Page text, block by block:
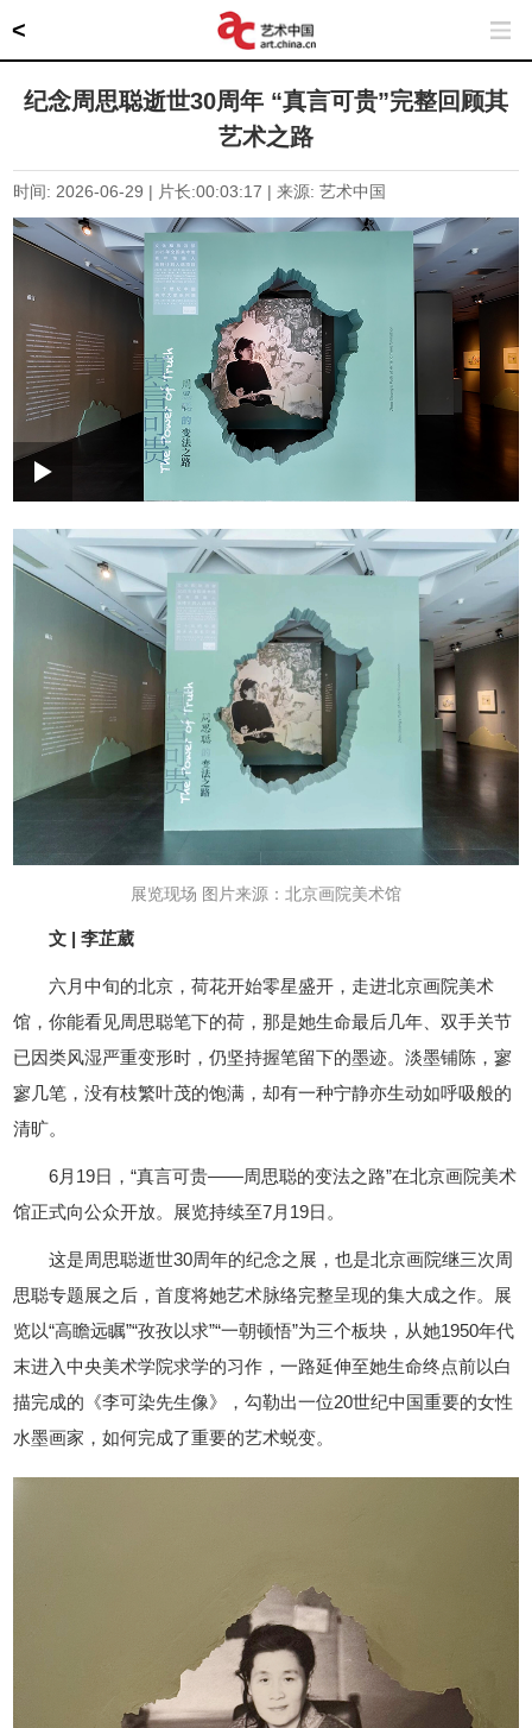
<
纪念周思聪逝世30周年 “真言可贵”完整回顾其
艺术之路
时间: 2026-06-29 | 片长:00:03:17 | 来源: 艺术中国
Video
Play
Loaded
Picture
展览现场 图片来源：北京画院美术馆
文 | 李芷葳
六月中旬的北京，荷花开始零星盛开，走进北京画院美术
馆，你能看见周思聪笔下的荷，那是她生命最后几年、双手关节
已因类风湿严重变形时，仍坚持握笔留下的墨迹。淡墨铺陈，寥
寥几笔，没有枝繁叶茂的饱满，却有一种宁静亦生动如呼吸般的
清旷。
6月19日，“真言可贵——周思聪的变法之路”在北京画院美术
馆正式向公众开放。展览持续至7月19日。
这是周思聪逝世30周年的纪念之展，也是北京画院继三次周
思聪专题展之后，首度将她艺术脉络完整呈现的集大成之作。展
览以“高瞻远瞩”“孜孜以求”“一朝顿悟”为三个板块，从她1950年代
末进入中央美术学院求学的习作，一路延伸至她生命终点前以白
描完成的《李可染先生像》，勾勒出一位20世纪中国重要的女性
水墨画家，如何完成了重要的艺术蜕变。